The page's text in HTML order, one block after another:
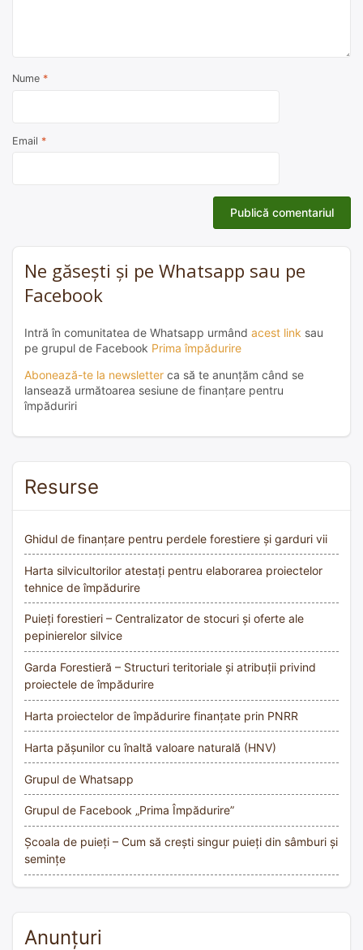
Nume *
Email *
Ne găsești și pe Whatsapp sau pe
Facebook
Intră în comunitatea de Whatsapp urmând acest link sau
pe grupul de Facebook Prima împădurire
Abonează-te la newsletter ca să te anunțăm când se
lansează următoarea sesiune de finanțare pentru
împăduriri
Resurse
Ghidul de finanțare pentru perdele forestiere și garduri vii
Harta silvicultorilor atestați pentru elaborarea proiectelor
tehnice de împădurire
Puieți forestieri – Centralizator de stocuri și oferte ale
pepinierelor silvice
Garda Forestieră – Structuri teritoriale și atribuții privind
proiectele de împădurire
Harta proiectelor de împădurire finanțate prin PNRR
Harta pășunilor cu înaltă valoare naturală (HNV)
Grupul de Whatsapp
Grupul de Facebook „Prima Împădurire”
Școala de puieți – Cum să crești singur puieți din sâmburi și
semințe
Anunțuri